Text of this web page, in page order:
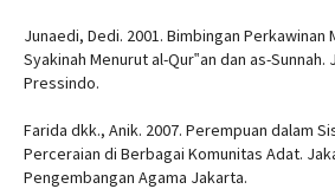
Junaedi, Dedi. 2001. Bimbingan Perkawinan
Syakinah Menurut al-Qur‟an dan as-
Pressindo.
Farida dkk., Anik. 2007. Perempuan dalam
Perceraian di Berbagai Komunitas Adat.
Pengembangan Agama Jakarta.